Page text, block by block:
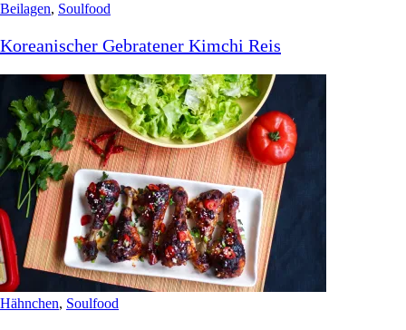
Beilagen, Soulfood
Koreanischer Gebratener Kimchi Reis
Hähnchen, Soulfood